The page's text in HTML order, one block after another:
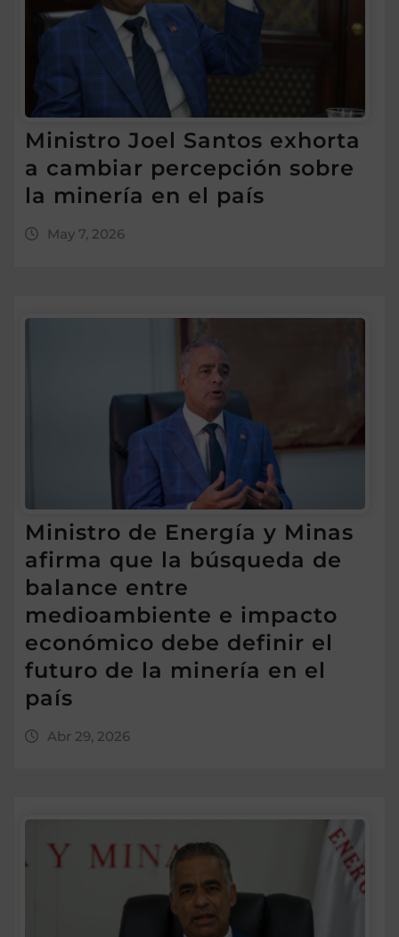
Ministro Joel Santos exhorta
a cambiar percepción sobre
la minería en el país
May 7, 2026
Ministro de Energía y Minas
afirma que la búsqueda de
balance entre
medioambiente e impacto
económico debe definir el
futuro de la minería en el
país
Abr 29, 2026